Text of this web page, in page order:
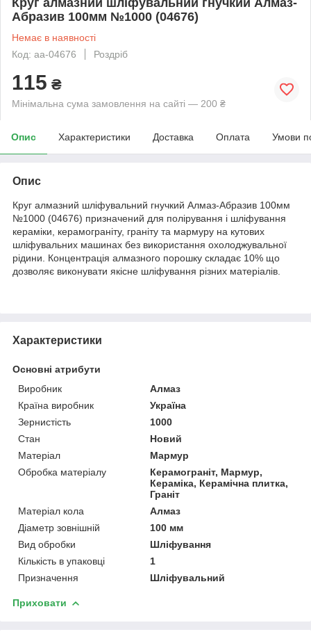
Абразив 100мм №1000 (04676)
Немає в наявності
Код: aa-04676
Роздріб
115 ₴
Мінімальна сума замовлення на сайті — 200 ₴
Опис Характеристики Доставка Оплата Умови
Опис
Круг алмазний шліфувальний гнучкий Алмаз-Абразив 100мм
№1000 (04676) призначений для полірування і шліфування
кераміки, керамограніту, граніту та мармуру на кутових
шліфувальних машинах без використання охолоджувальної
рідини. Концентрація алмазного порошку складає 10% що
дозволяє виконувати якісне шліфування різних матеріалів.
Характеристики
Основні атрибути
Виробник
Алмаз
Країна виробник
Україна
Зернистість
1000
Стан
Новий
Матеріал
Мармур
Обробка матеріалу
Керамограніт, Мармур,
Кераміка, Керамічна плитка,
Граніт
Матеріал кола
Алмаз
Діаметр зовнішній
100 мм
Вид обробки
Шліфування
Кількість в упаковці
1
Призначення
Шліфувальний
Приховати